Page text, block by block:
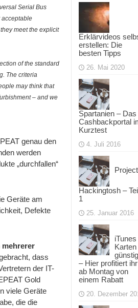
Serial Bus
acceptable
meet the explicit
of the standard
The criteria
may think that
– and we
genau den
werden
„durchfallen“
Geräte am
Defekte
mehrerer
dass
der IT-
Gold
viele Geräte
die die
Erklärvideos
erstellen: Die
besten Tipps
26. Mai 2020
Spartanien – Das
Cashbackportal
Kurztest
4. Juli 2016
Project
Hackingtosh –
1
25. Januar 2016
iTunes
Karten
– Hier profitiert ihr
ab Montag von
einem Rabatt
20. Dezember